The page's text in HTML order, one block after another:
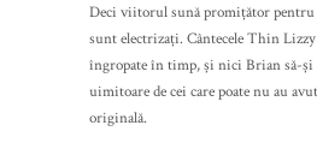
Deci viitorul sună promițător
sunt electrizați. Cântecele Thin
îngropate în timp, și nici Brian să-și
uimitoare de cei care poate nu au
originală.